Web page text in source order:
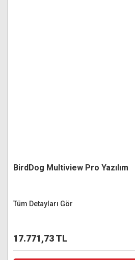
BirdDog Multiview Pro Yazılım
Tüm Detayları Gör
17.771,73 TL